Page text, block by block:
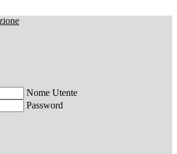
Nome Utente
Password